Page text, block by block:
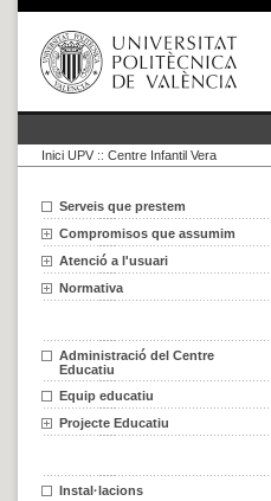
Inici UPV :: Centre Infantil Vera
Serveis que prestem
Compromisos que assumim
Atenció a l'usuari
Normativa
Administració del Centre
Educatiu
Equip educatiu
Projecte Educatiu
Instal·lacions